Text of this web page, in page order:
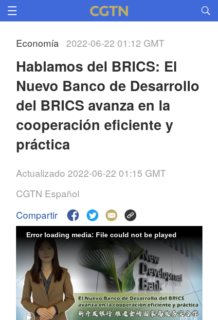
Economía 2022-06-22 01:12 GMT
Hablamos del BRICS: El
Nuevo Banco de Desarrollo
del BRICS avanza en la
cooperación eficiente y
práctica
Actualizado 2022-06-22 01:15 GMT
CGTN Español
Compartir
Error loading media: File could not be played